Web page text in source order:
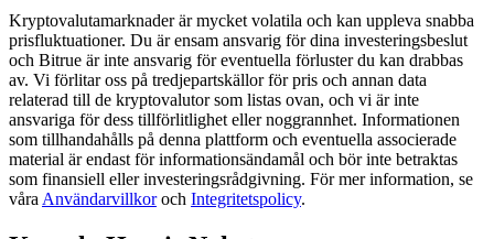
Guide
Futures startguide
Kryptovalutamarknader är mycket volatila och kan uppleva snabba
prisfluktuationer. Du är ensam ansvarig för dina investeringsbeslut
och Bitrue är inte ansvarig för eventuella förluster du kan drabbas
av. Vi förlitar oss på tredjepartskällor för pris och annan data
relaterad till de kryptovalutor som listas ovan, och vi är inte
ansvariga för dess tillförlitlighet eller noggrannhet. Informationen
som tillhandahålls på denna plattform och eventuella associerade
material är endast för informationsändamål och bör inte betraktas
som finansiell eller investeringsrådgivning. För mer information, se
våra Användarvillkoroch Integritetspolicy.